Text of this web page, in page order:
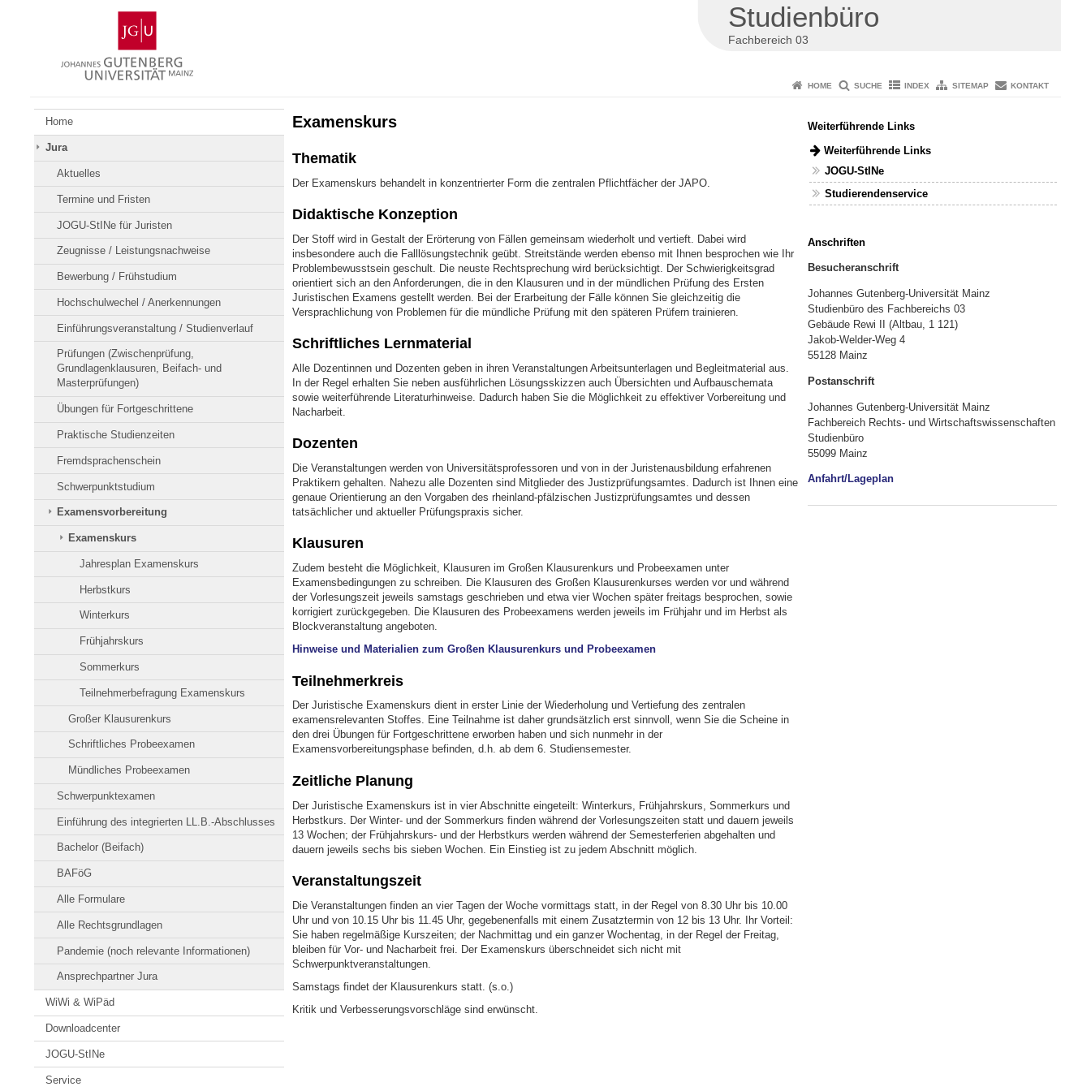
Gutenberg-
Universität
Mainz
Studienbüro
Fachbereich 03
HOME SUCHE INDEX SITEMAP KONTAKT
Home
Jura
Aktuelles
Termine und Fristen
JOGU-StINe für Juristen
Zeugnisse / Leistungsnachweise
Bewerbung / Frühstudium
Hochschulwechel / Anerkennungen
Einführungsveranstaltung / Studienverlauf
Prüfungen (Zwischenprüfung,
Grundlagenklausuren, Beifach- und
Masterprüfungen)
Übungen für Fortgeschrittene
Praktische Studienzeiten
Fremdsprachenschein
Schwerpunktstudium
Examensvorbereitung
Examenskurs
Jahresplan Examenskurs
Herbstkurs
Winterkurs
Frühjahrskurs
Sommerkurs
Teilnehmerbefragung Examenskurs
Großer Klausurenkurs
Schriftliches Probeexamen
Mündliches Probeexamen
Schwerpunktexamen
Einführung des integrierten LL.B.-Abschlusses
Bachelor (Beifach)
BAFöG
Alle Formulare
Alle Rechtsgrundlagen
Pandemie (noch relevante Informationen)
Ansprechpartner Jura
WiWi & WiPäd
Downloadcenter
JOGU-StINe
Service
Examenskurs
Thematik
Der Examenskurs behandelt in konzentrierter Form die zentralen Pflichtfächer der JAPO.
Didaktische Konzeption
Der Stoff wird in Gestalt der Erörterung von Fällen gemeinsam wiederholt und vertieft. Dabei wird
insbesondere auch die Falllösungstechnik geübt. Streitstände werden ebenso mit Ihnen besprochen wie Ihr
Problembewusstsein geschult. Die neuste Rechtsprechung wird berücksichtigt. Der Schwierigkeitsgrad
orientiert sich an den Anforderungen, die in den Klausuren und in der mündlichen Prüfung des Ersten
Juristischen Examens gestellt werden. Bei der Erarbeitung der Fälle können Sie gleichzeitig die
Versprachlichung von Problemen für die mündliche Prüfung mit den späteren Prüfern trainieren.
Schriftliches Lernmaterial
Alle Dozentinnen und Dozenten geben in ihren Veranstaltungen Arbeitsunterlagen und Begleitmaterial aus.
In der Regel erhalten Sie neben ausführlichen Lösungsskizzen auch Übersichten und Aufbauschemata
sowie weiterführende Literaturhinweise. Dadurch haben Sie die Möglichkeit zu effektiver Vorbereitung und
Nacharbeit.
Dozenten
Die Veranstaltungen werden von Universitätsprofessoren und von in der Juristenausbildung erfahrenen
Praktikern gehalten. Nahezu alle Dozenten sind Mitglieder des Justizprüfungsamtes. Dadurch ist Ihnen eine
genaue Orientierung an den Vorgaben des rheinland-pfälzischen Justizprüfungsamtes und dessen
tatsächlicher und aktueller Prüfungspraxis sicher.
Klausuren
Zudem besteht die Möglichkeit, Klausuren im Großen Klausurenkurs und Probeexamen unter
Examensbedingungen zu schreiben. Die Klausuren des Großen Klausurenkurses werden vor und während
der Vorlesungszeit jeweils samstags geschrieben und etwa vier Wochen später freitags besprochen, sowie
korrigiert zurückgegeben. Die Klausuren des Probeexamens werden jeweils im Frühjahr und im Herbst als
Blockveranstaltung angeboten.
Hinweise und Materialien zum Großen Klausurenkurs und Probeexamen
Teilnehmerkreis
Der Juristische Examenskurs dient in erster Linie der Wiederholung und Vertiefung des zentralen
examensrelevanten Stoffes. Eine Teilnahme ist daher grundsätzlich erst sinnvoll, wenn Sie die Scheine in
den drei Übungen für Fortgeschrittene erworben haben und sich nunmehr in der
Examensvorbereitungsphase befinden, d.h. ab dem 6. Studiensemester.
Zeitliche Planung
Der Juristische Examenskurs ist in vier Abschnitte eingeteilt: Winterkurs, Frühjahrskurs, Sommerkurs und
Herbstkurs. Der Winter- und der Sommerkurs finden während der Vorlesungszeiten statt und dauern jeweils
13 Wochen; der Frühjahrskurs- und der Herbstkurs werden während der Semesterferien abgehalten und
dauern jeweils sechs bis sieben Wochen. Ein Einstieg ist zu jedem Abschnitt möglich.
Veranstaltungszeit
Die Veranstaltungen finden an vier Tagen der Woche vormittags statt, in der Regel von 8.30 Uhr bis 10.00
Uhr und von 10.15 Uhr bis 11.45 Uhr, gegebenenfalls mit einem Zusatztermin von 12 bis 13 Uhr. Ihr Vorteil:
Sie haben regelmäßige Kurszeiten; der Nachmittag und ein ganzer Wochentag, in der Regel der Freitag,
bleiben für Vor- und Nacharbeit frei. Der Examenskurs überschneidet sich nicht mit
Schwerpunktveranstaltungen.
Samstags findet der Klausurenkurs statt. (s.o.)
Kritik und Verbesserungsvorschläge sind erwünscht.
Weiterführende Links
Weiterführende Links
JOGU-StINe
Studierendenservice
Anschriften
Besucheranschrift
Johannes Gutenberg-Universität Mainz
Studienbüro des Fachbereichs 03
Gebäude Rewi II (Altbau, 1 121)
Jakob-Welder-Weg 4
55128 Mainz
Postanschrift
Johannes Gutenberg-Universität Mainz
Fachbereich Rechts- und Wirtschaftswissenschaften
Studienbüro
55099 Mainz
Anfahrt/Lageplan